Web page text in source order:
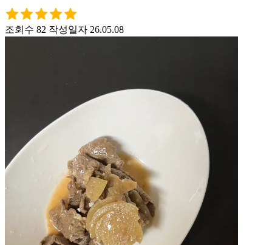
조회수 82 작성일자 26.05.08